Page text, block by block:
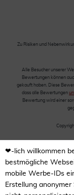
Zu Risiken und
Alle Besucher unserer
Bewertungen können
gekauft haben. Diese
dass alle Bewertungen
Bewertung wird einer
❤-lich willkommen
bestmögliche
mobile Werbe-IDs
Erstellung